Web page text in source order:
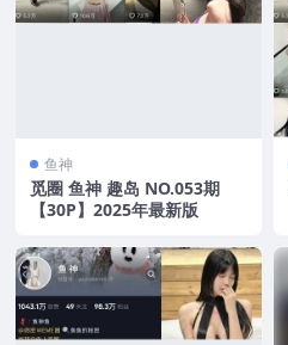
鱼神
觅圈 鱼神 趣岛 NO.053期
【30P】2025年最新版